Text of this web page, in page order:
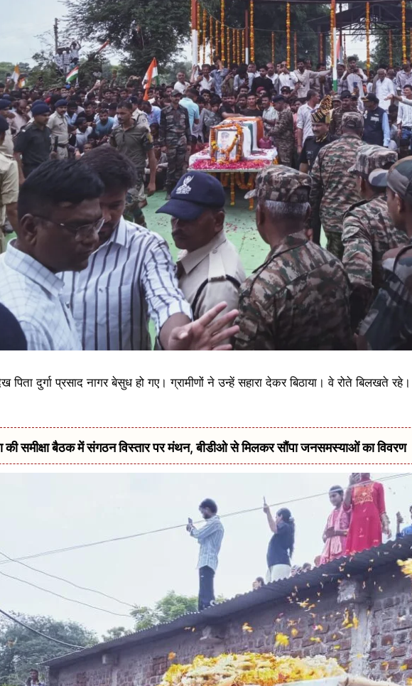
पिता दुर्गा प्रसाद नागर बेसुध हो गए। ग्रामीणों ने उन्हें सहारा देकर बिठाया। वे रोते बिलखते
समीक्षा बैठक में संगठन विस्तार पर मंथन, बीडीओ से मिलकर सौंपा जनसमस्याओं का विवरण